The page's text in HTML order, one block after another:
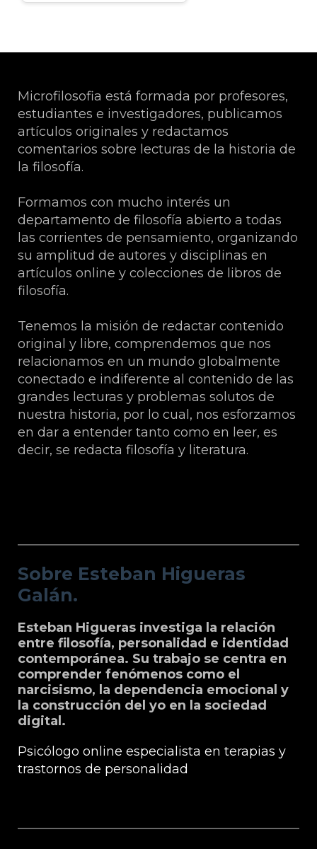
Microfilosofia está formada por profesores,
estudiantes e investigadores, publicamos
artículos originales y redactamos
comentarios sobre lecturas de la historia de
la filosofía.
Formamos con mucho interés un
departamento de filosofía abierto a todas
las corrientes de pensamiento, organizando
su amplitud de autores y disciplinas en
artículos online y colecciones de libros de
filosofía.
Tenemos la misión de redactar contenido
original y libre, comprendemos que nos
relacionamos en un mundo globalmente
conectado e indiferente al contenido de las
grandes lecturas y problemas solutos de
nuestra historia, por lo cual, nos esforzamos
en dar a entender tanto como en leer, es
decir, se redacta filosofía y literatura.
Sobre Esteban Higueras
Galán.
Esteban Higueras investiga la relación
entre filosofía, personalidad e identidad
contemporánea. Su trabajo se centra en
comprender fenómenos como el
narcisismo, la dependencia emocional y
la construcción del yo en la sociedad
digital.
Psicólogo online especialista en terapias y
trastornos de personalidad